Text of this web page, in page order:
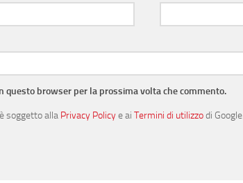
questo browser per la prossima volta che commento.
soggetto alla Privacy Policye ai Termini di utilizzodi Google.